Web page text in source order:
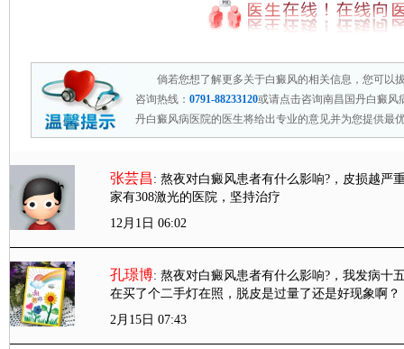
倘若您想了解更多关于白癜风的相关信息，您可以
咨询热线： 0791-88233120或请点击咨询南昌国丹白癜风
丹白癜风病医院的医生将给出专业的意见并为您提供最
张芸昌 : 熬夜对白癜风患者有什么影响?，皮损越严
家有308激光的医院，坚持治疗
12月1日 06:02
孔璟博: 熬夜对白癜风患者有什么影响?，我发病十
在买了个二手灯在照，脱皮是过量了还是好现象啊？
2月15日 07:43